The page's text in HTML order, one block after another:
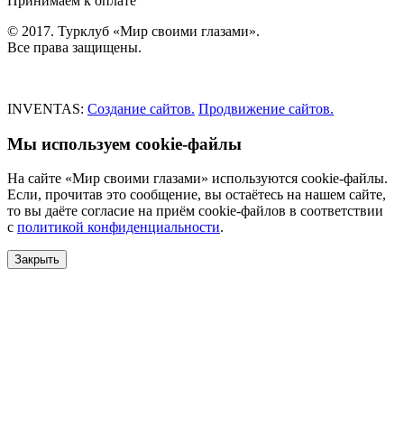
© 2017. Турклуб «Мир своими глазами».
Все права защищены.
INVENTAS: Создание сайтов. Продвижение сайтов.
Мы используем cookie-файлы
На сайте «Мир своими глазами» используются cookie-файлы.
Если, прочитав это сообщение, вы остаётесь на нашем сайте,
то вы даёте согласие на приём cookie-файлов в соответствии
с политикой конфиденциальности.
Закрыть